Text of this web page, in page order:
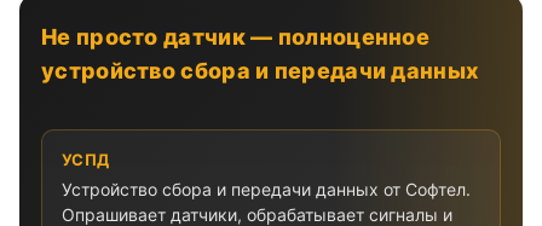
Не просто датчик — полноценное
устройство сбора и передачи данных
УСПД
Устройство сбора и передачи данных от Софтел.
Опрашивает датчики, обрабатывает сигналы и